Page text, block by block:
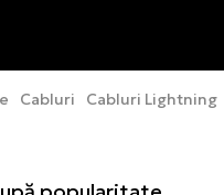
Cabluri Cabluri Lightning